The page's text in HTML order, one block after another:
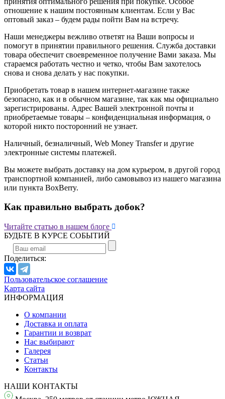
отношение к нашим постоянным клиентам. Если у Вас
оптовый заказ – будем рады пойти Вам на встречу.
Наши менеджеры вежливо ответят на Ваши вопросы и
помогут в принятии правильного решения. Служба доставки
товара обеспечит своевременное получение Вами заказа. Мы
стараемся работать честно и четко, чтобы Вам захотелось
снова и снова делать у нас покупки.
Приобретать товар в нашем интернет-магазине также
безопасно, как и в обычном магазине, так как мы официально
зарегистрированы. Адрес Вашей электронной почты и
приобретаемые товары – конфиденциальная информация, о
которой никто посторонний не узнает.
Наличный, безналичный, Web Money Transfer и другие
электронные системы платежей.
Вы можете выбрать доставку на дом курьером, в другой город
транспортной компанией, либо самовывоз из нашего магазина
или пункта BoxBerry.
Как правильно выбрать добок?
Читайте статью в нашем блоге 
БУДЬТЕ В КУРСЕ СОБЫТИЙ
Поделиться:
Пользовательское соглашение
Карта сайта
ИНФОРМАЦИЯ
О компании
Доставка и оплата
Гарантии и возврат
Нас выбирают
Галерея
Статьи
Контакты
НАШИ КОНТАКТЫ